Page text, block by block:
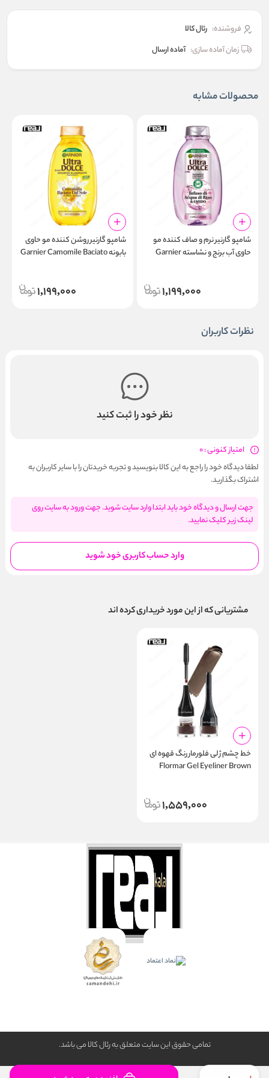
فروشنده: رئال كالا
زمان آماده سازی: آماده ارسال
محصولات مشابه
شامپو گارنیر نرم و صاف کننده مو
حاوی آب برنج و نشاسته Garnier
1,199,000
شامپو گارنیر روشن کننده مو حاوی
بابونه Garnier Camomile Baciato
1,199,000
نظرات کاربران
نظر خود را ثبت کنید
امتیاز کنونی : 0
لطفا دیدگاه خود را راجع به این کالا بنویسید و تجربه خریدتان را با سایر کاربران به
اشتراک بگذارید.
جهت ارسال و دیدگاه خود باید ابتدا وارد سایت شوید. جهت ورود به سایت روی
لینک زیر کلیک نمایید.
وارد حساب کاربری خود شوید
مشتریانی که از این مورد خریداری کرده اند
خط چشم ژلی فلورمار رنگ قهوه‌ ای
Flormar Gel Eyeliner Brown
1,559,000
تمامی حقوق این سایت متعلق به رئال كالا می باشد.